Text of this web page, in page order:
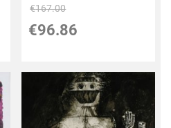
€167.00
€96.86